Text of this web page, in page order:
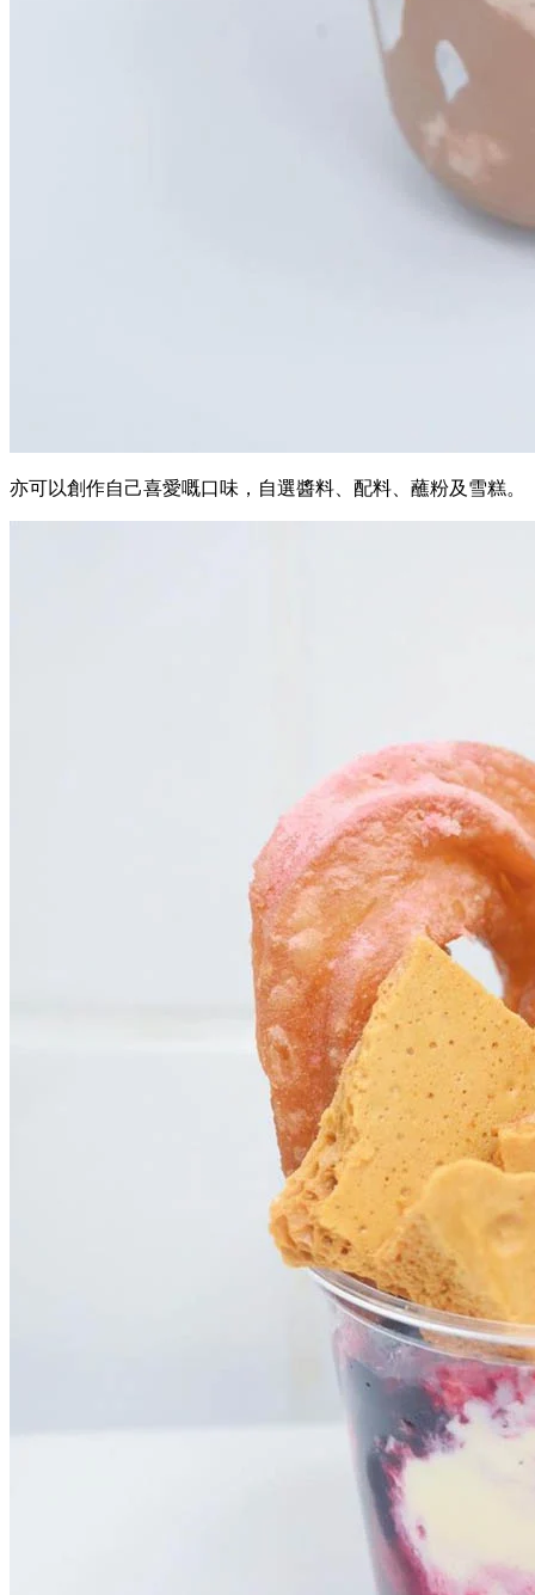
亦可以創作自己喜愛嘅口味，自選醬料、配料、蘸粉及雪糕。